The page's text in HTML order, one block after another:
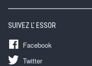
SUIVEZ L' ESSOR
Facebook
Twitter